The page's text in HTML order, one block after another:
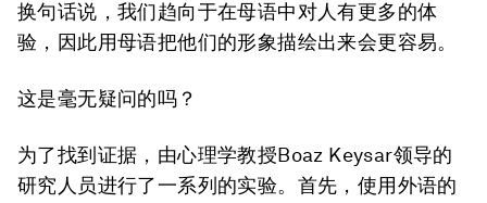
换句话说，我们趋向于在母语中对人有更多的体
验，因此用母语把他们的形象描绘出来会更容易。
这是毫无疑问的吗？
为了找到证据，由心理学教授Boaz Keysar领导的
研究人员进行了一系列的实验。首先，使用外语的